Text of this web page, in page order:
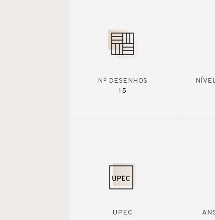
Nº DESENHOS
15
UPEC